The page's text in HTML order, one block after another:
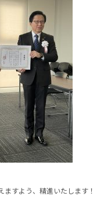
ますよう、精進いたします！